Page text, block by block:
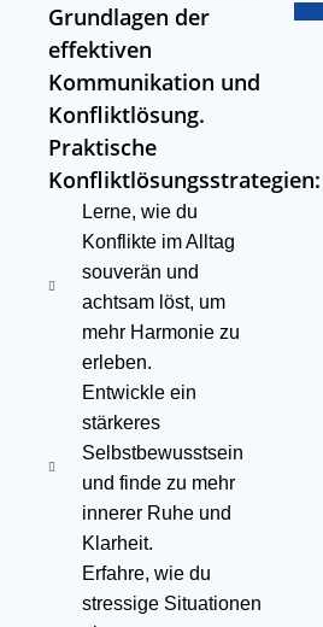
Grundlagen der
effektiven
Kommunikation und
Konfliktlösung.
Praktische
Konfliktlösungsstrategien:
Lerne, wie du
Konflikte im Alltag
souverän und
achtsam löst, um
mehr Harmonie zu
erleben.
Entwickle ein
stärkeres
Selbstbewusstsein
und finde zu mehr
innerer Ruhe und
Klarheit.
Erfahre, wie du
stressige Situationen